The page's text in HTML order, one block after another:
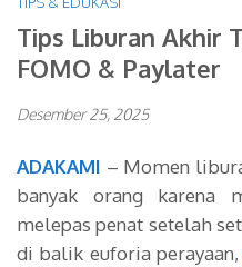
Tips Liburan Akhir
FOMO & Paylater
Desember 25, 2025
ADAKAMI – Momen
banyak orang karena
melepas penat setelah
di balik euforia perayaan,